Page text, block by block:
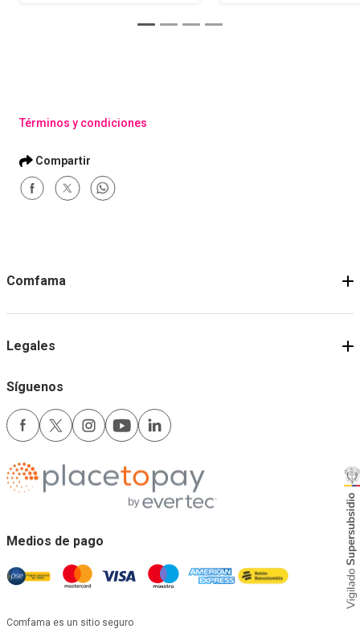
Términos y condiciones
Comfama
Legales
Síguenos
Medios de pago
Comfama es un sitio seguro